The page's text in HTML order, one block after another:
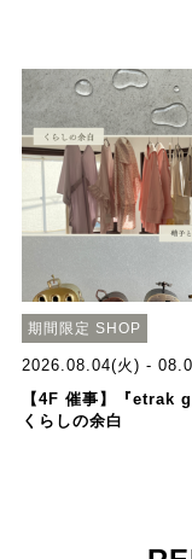
期間限定 SHOP
2026.08.04(火) -
【4F 催事】『etrak
くらしの余白